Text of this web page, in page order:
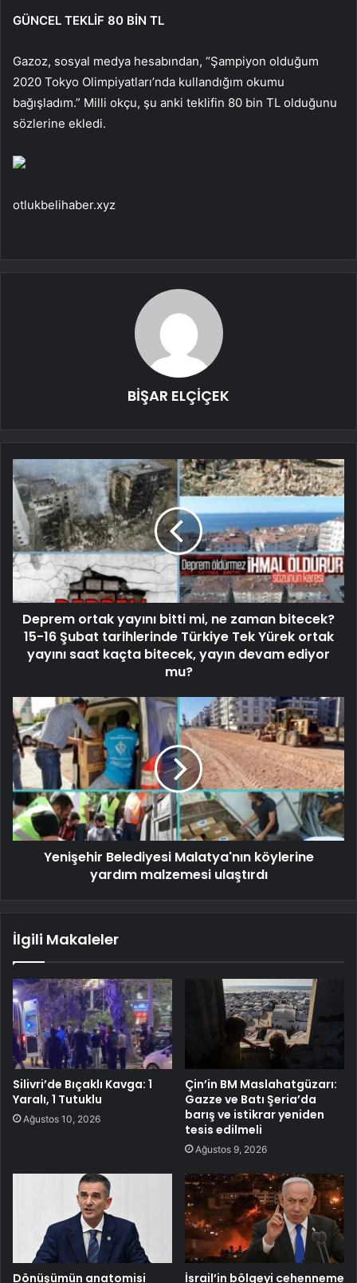
GÜNCEL TEKLİF 80 BİN TL
Gazoz, sosyal medya hesabından, “Şampiyon olduğum
2020 Tokyo Olimpiyatları’nda kullandığım okumu
bağışladım.” Milli okçu, şu anki teklifin 80 bin TL olduğunu
sözlerine ekledi.
otlukbelihaber.xyz
BİŞAR ELÇİÇEK
Deprem ortak yayını bitti mi, ne zaman bitecek?
15-16 Şubat tarihlerinde Türkiye Tek Yürek ortak
yayını saat kaçta bitecek, yayın devam ediyor
mu?
Yenişehir Belediyesi Malatya'nın köylerine
yardım malzemesi ulaştırdı
İlgili Makaleler
Silivri’de Bıçaklı Kavga: 1
Yaralı, 1 Tutuklu
Ağustos 10, 2026
Çin’in BM Maslahatgüzarı:
Gazze ve Batı Şeria’da
barış ve istikrar yeniden
tesis edilmeli
Ağustos 9, 2026
Dönüşümün anatomisi İsrail’in bölgeyi cehenneme